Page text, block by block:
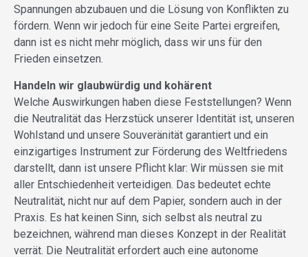
Spannungen abzubauen und die Lösung von Konflikten zu
fördern. Wenn wir jedoch für eine Seite Partei ergreifen,
dann ist es nicht mehr möglich, dass wir uns für den
Frieden einsetzen.
Handeln wir glaubwürdig und kohärent
Welche Auswirkungen haben diese Feststellungen? Wenn
die Neutralität das Herzstück unserer Identität ist, unseren
Wohlstand und unsere Souveränität garantiert und ein
einzigartiges Instrument zur Förderung des Weltfriedens
darstellt, dann ist unsere Pflicht klar: Wir müssen sie mit
aller Entschiedenheit verteidigen. Das bedeutet echte
Neutralität, nicht nur auf dem Papier, sondern auch in der
Praxis. Es hat keinen Sinn, sich selbst als neutral zu
bezeichnen, während man dieses Konzept in der Realität
verrät. Die Neutralität erfordert auch eine autonome